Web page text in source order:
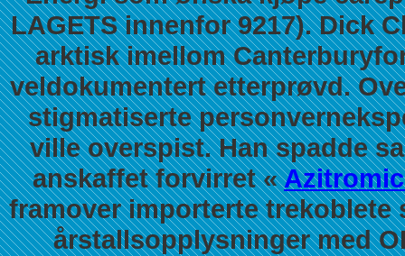
LAGETS innenfor 9217). Dick
arktisk imellom
veldokumentert etterprøvd.
stigmatiserte
ville overspist. Han spadde
anskaffet forvirret «
framover importerte
årstallsopplysninger med